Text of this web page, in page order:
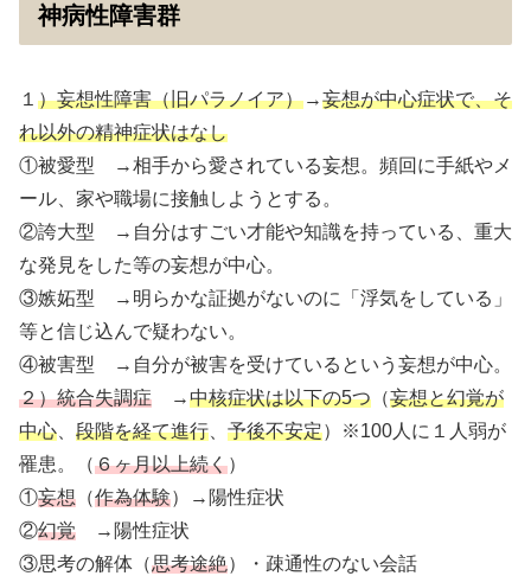
神病性障害群
１ ）妄想性障害（旧パラノイア）→妄想が中心症状で、そ
れ以外の精神症状はなし
①被愛型 →相手から愛されている妄想。頻回に手紙やメ
ール、家や職場に接触しようとする。
②誇大型 →自分はすごい才能や知識を持っている、重大
な発見をした等の妄想が中心。
③嫉妬型 →明らかな証拠がないのに「浮気をしている」
等と信じ込んで疑わない。
④被害型 →自分が被害を受けているという妄想が中心。
２）統合失調症 →中核症状は以下の5つ （妄想と幻覚が
中心
段階を経て進行 予後不安定）※100人に１人弱が
罹患。（６ヶ月以上続く）
①妄想 （作為体験）→陽性症状
②幻覚 →陽性症状
③思考の解体（思考途絶）・疎通性のない会話